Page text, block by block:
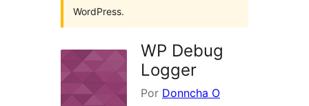
WordPress.
WP Debug
Logger
Por Donncha O